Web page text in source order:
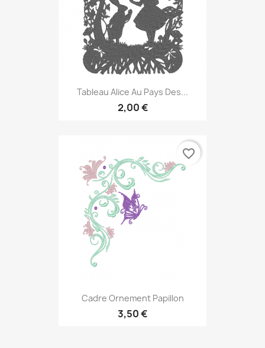
Tableau Alice Au Pays Des...
2,00 €
Cadre Ornement Papillon
3,50 €
favorite_border